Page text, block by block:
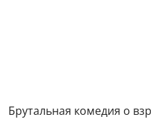
Брутальная комедия о